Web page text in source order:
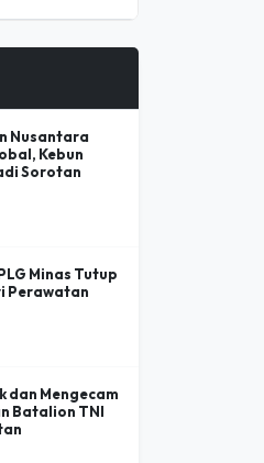
Nusantara
Kebun
Sorotan
Minas Tutup
Perawatan
dan Mengecam
Batalion TNI